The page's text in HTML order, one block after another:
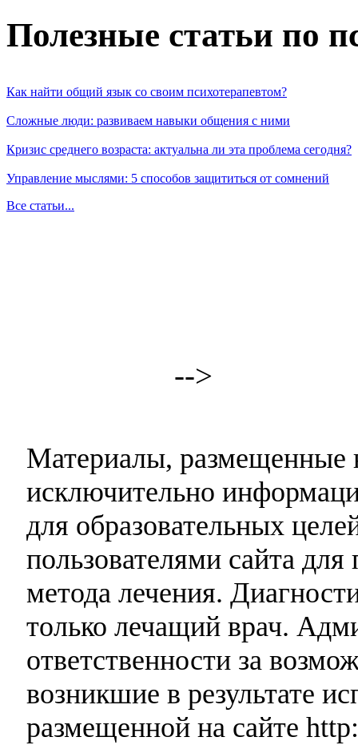
Полезные статьи по
Как найти общий язык со своим психотерапевтом?
Сложные люди: развиваем навыки общения с ними
Кризис среднего возраста: актуальна ли эта проблема сегодня?
Управление мыслями: 5 способов защититься от сомнений
Все статьи...
-->
Материалы, размещенные
исключительно
для образовательных
пользователями сайта
метода лечения.
только лечащий врач.
ответственности за
возникшие в результате
размещенной на сайте